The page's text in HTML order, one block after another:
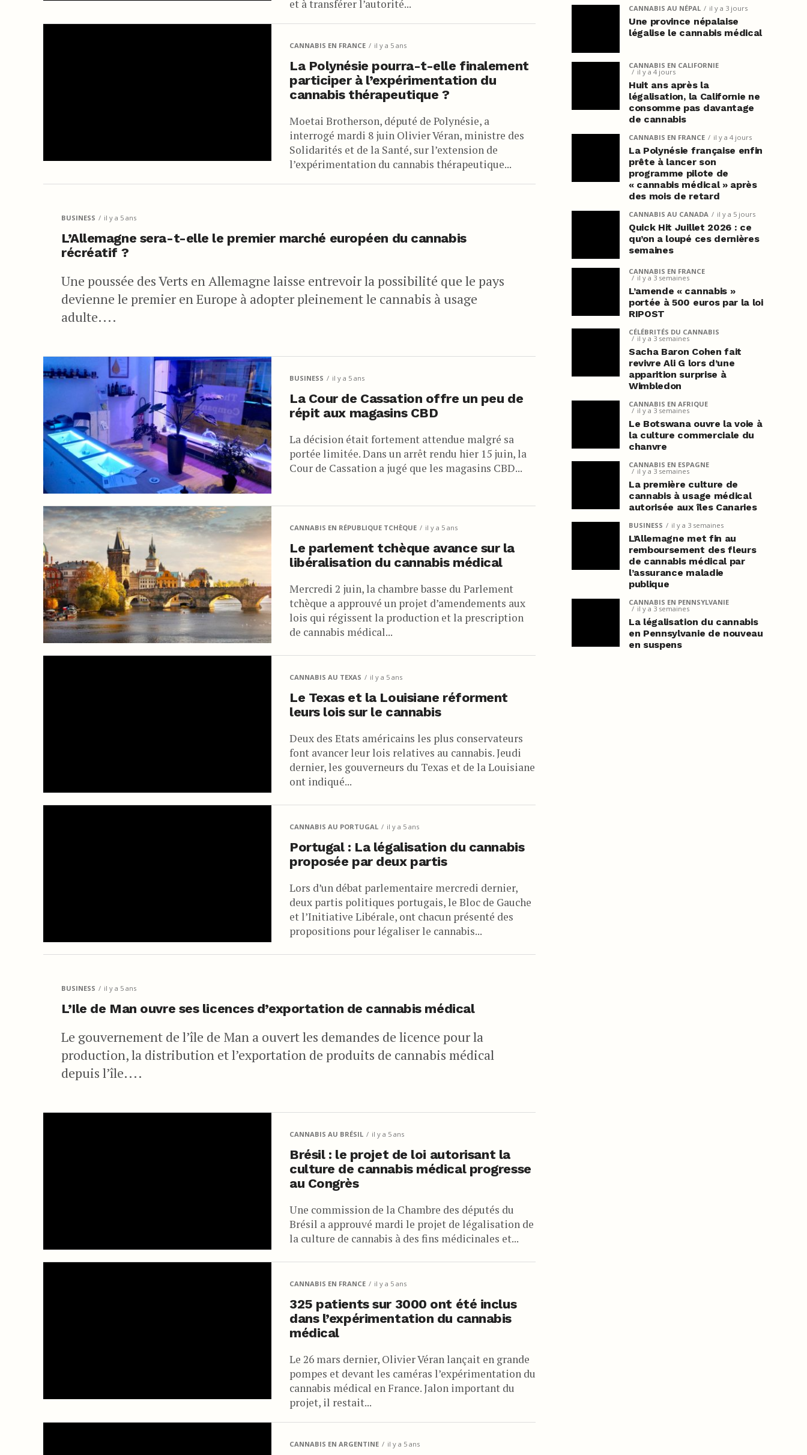
et à transférer l’autorité...
CANNABIS EN FRANCE il y a 5 ans
La Polynésie pourra-t-elle finalement
participer à l’expérimentation du
cannabis thérapeutique ?
Moetai Brotherson, député de Polynésie, a
interrogé mardi 8 juin Olivier Véran, ministre des
Solidarités et de la Santé, sur l’extension de
l’expérimentation du cannabis thérapeutique...
BUSINESS il y a 5 ans
L’Allemagne sera-t-elle le premier marché européen du cannabis
récréatif ?
Une poussée des Verts en Allemagne laisse entrevoir la possibilité que le pays
devienne le premier en Europe à adopter pleinement le cannabis à usage
adulte....
BUSINESS il y a 5 ans
La Cour de Cassation offre un peu de
répit aux magasins CBD
La décision était fortement attendue malgré sa
portée limitée. Dans un arrêt rendu hier 15 juin, la
Cour de Cassation a jugé que les magasins CBD...
CANNABIS EN RÉPUBLIQUE TCHÈQUE il y a 5 ans
Le parlement tchèque avance sur la
libéralisation du cannabis médical
Mercredi 2 juin, la chambre basse du Parlement
tchèque a approuvé un projet d’amendements aux
lois qui régissent la production et la prescription
de cannabis médical...
CANNABIS AU TEXAS il y a 5 ans
Le Texas et la Louisiane réforment
leurs lois sur le cannabis
Deux des Etats américains les plus conservateurs
font avancer leur lois relatives au cannabis. Jeudi
dernier, les gouverneurs du Texas et de la Louisiane
ont indiqué...
CANNABIS AU PORTUGAL il y a 5 ans
Portugal : La légalisation du cannabis
proposée par deux partis
Lors d’un débat parlementaire mercredi dernier,
deux partis politiques portugais, le Bloc de Gauche
et l’Initiative Libérale, ont chacun présenté des
propositions pour légaliser le cannabis...
BUSINESS il y a 5 ans
L’Ile de Man ouvre ses licences d’exportation de cannabis médical
Le gouvernement de l’île de Man a ouvert les demandes de licence pour la
production, la distribution et l’exportation de produits de cannabis médical
depuis l’île....
CANNABIS AU BRÉSIL il y a 5 ans
Brésil : le projet de loi autorisant la
culture de cannabis médical progresse
au Congrès
Une commission de la Chambre des députés du
Brésil a approuvé mardi le projet de légalisation de
la culture de cannabis à des fins médicinales et...
CANNABIS EN FRANCE il y a 5 ans
325 patients sur 3000 ont été inclus
dans l’expérimentation du cannabis
médical
Le 26 mars dernier, Olivier Véran lançait en grande
pompes et devant les caméras l’expérimentation du
cannabis médical en France. Jalon important du
projet, il restait...
CANNABIS EN ARGENTINE il y a 5 ans
CANNABIS AU NÉPAL il y a 3 jours
Une province népalaise
légalise le cannabis médical
CANNABIS EN CALIFORNIE
il y a 4 jours
Huit ans après la
légalisation, la Californie ne
consomme pas davantage
de cannabis
CANNABIS EN FRANCE il y a 4 jours
La Polynésie française enfin
prête à lancer son
programme pilote de
« cannabis médical » après
des mois de retard
CANNABIS AU CANADA il y a 5 jours
Quick Hit Juillet 2026 : ce
qu’on a loupé ces dernières
semaines
CANNABIS EN FRANCE
il y a 3 semaines
L’amende « cannabis »
portée à 500 euros par la loi
RIPOST
CÉLÉBRITÉS DU CANNABIS
il y a 3 semaines
Sacha Baron Cohen fait
revivre Ali G lors d’une
apparition surprise à
Wimbledon
CANNABIS EN AFRIQUE
il y a 3 semaines
Le Botswana ouvre la voie à
la culture commerciale du
chanvre
CANNABIS EN ESPAGNE
il y a 3 semaines
La première culture de
cannabis à usage médical
autorisée aux îles Canaries
BUSINESS il y a 3 semaines
L’Allemagne met fin au
remboursement des fleurs
de cannabis médical par
l’assurance maladie
publique
CANNABIS EN PENNSYLVANIE
il y a 3 semaines
La légalisation du cannabis
en Pennsylvanie de nouveau
en suspens